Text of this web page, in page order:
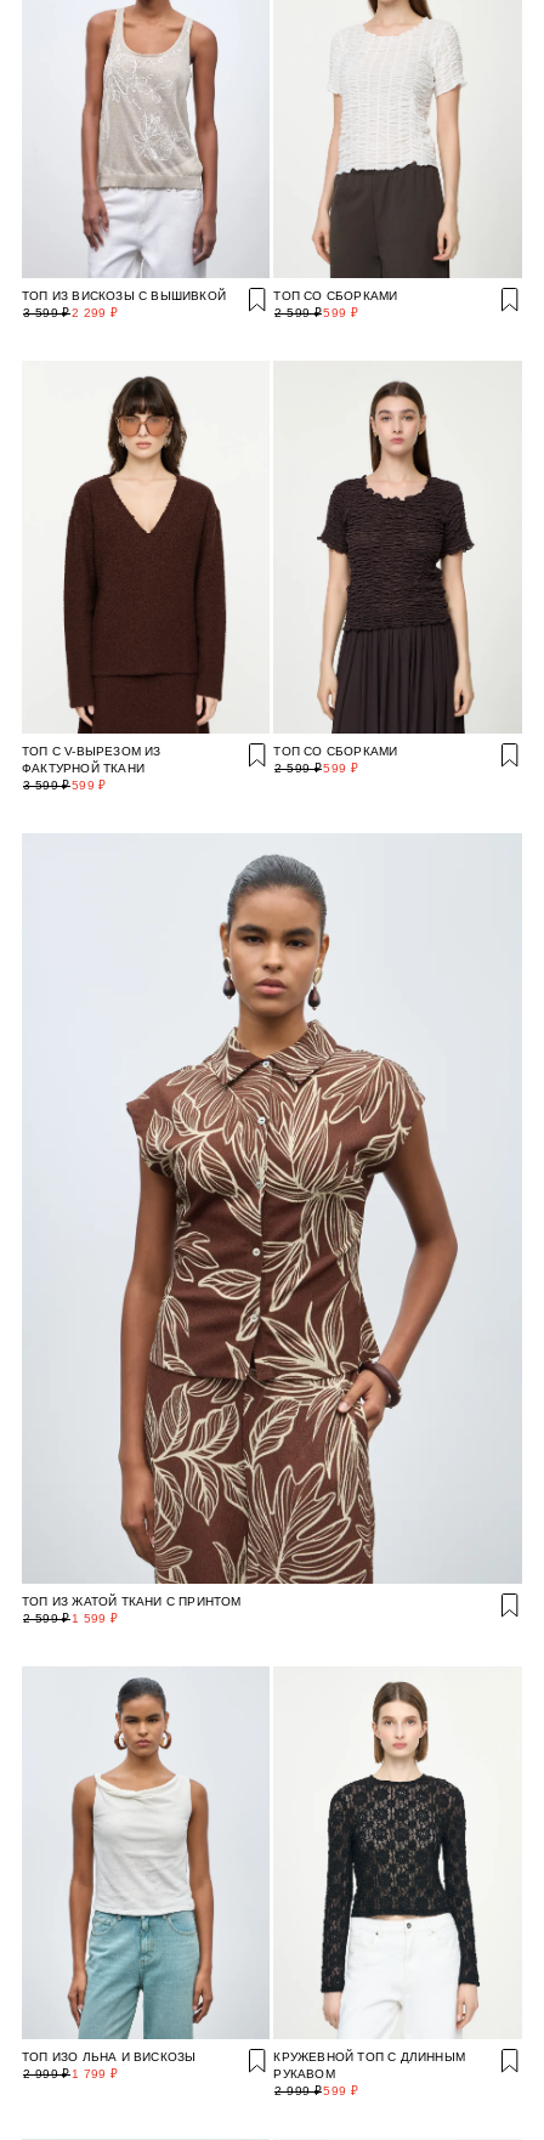
ТОП ИЗ ВИСКОЗЫ С ВЫШИВКОЙ
2 299 ₽
3 599 ₽
ТОП СО СБОРКАМИ
599 ₽
2 599 ₽
ТОП С V-ВЫРЕЗОМ ИЗ
ФАКТУРНОЙ ТКАНИ
599 ₽
3 599 ₽
ТОП СО СБОРКАМИ
599 ₽
2 599 ₽
ТОП ИЗ ЖАТОЙ ТКАНИ С ПРИНТОМ
1 599 ₽
2 599 ₽
ТОП ИЗО ЛЬНА И ВИСКОЗЫ
1 799 ₽
2 999 ₽
КРУЖЕВНОЙ ТОП С ДЛИННЫМ
РУКАВОМ
599 ₽
2 999 ₽